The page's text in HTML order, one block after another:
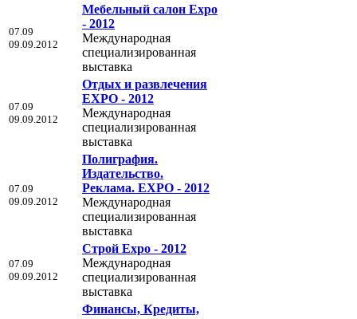
07.09
09.09.2012
Мебельный салон Expo
- 2012
Международная
специализированная
выставка
07.09
09.09.2012
Отдых и развлечения
EXPO - 2012
Международная
специализированная
выставка
07.09
09.09.2012
Полиграфия.
Издательство.
Реклама. EXPO - 2012
Международная
специализированная
выставка
07.09
09.09.2012
Строй Expo - 2012
Международная
специализированная
выставка
Финансы, Кредиты,